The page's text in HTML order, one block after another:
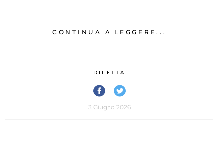
CONTINUA A LEGGERE...
DILETTA
3 Giugno 2026